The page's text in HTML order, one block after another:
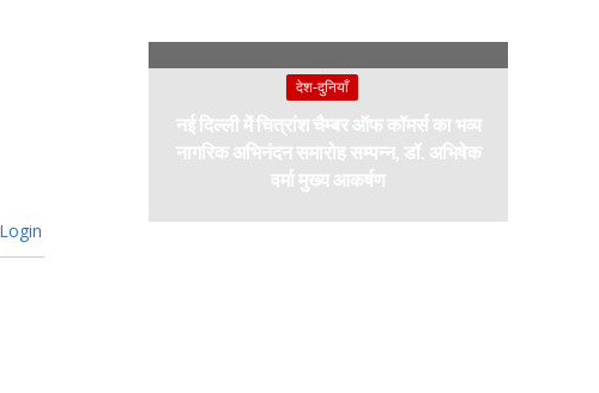
Login
देश-दुनियाँ
नई दिल्ली में चित्रांश चैम्बर ऑफ कॉमर्स का भव्य
नागरिक अभिनंदन समारोह सम्पन्न, डॉ. अभिषेक
वर्मा मुख्य आकर्षण